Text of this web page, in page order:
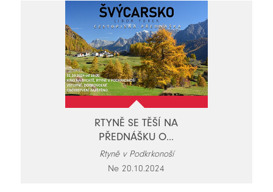
RTYNĚ SE TĚŠÍ NA
PŘEDNÁŠKU O...
Rtyně v Podkrkonoší
Ne 20.10.2024